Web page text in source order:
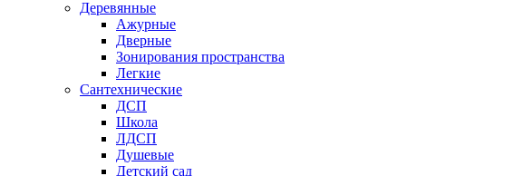
Деревянные
Ажурные
Дверные
Зонирования пространства
Легкие
Сантехнические
ДСП
Школа
ЛДСП
Душевые
Детский сад